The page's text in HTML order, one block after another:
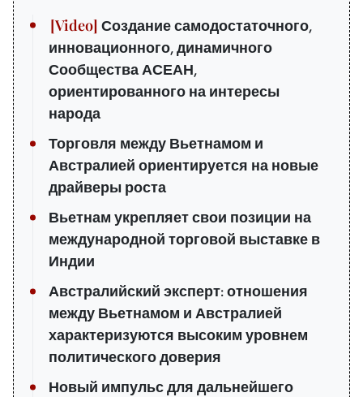
Создание самодостаточного,
инновационного, динамичного
Сообщества АСЕАН,
ориентированного на интересы
народа
Торговля между Вьетнамом и
Австралией ориентируется на новые
драйверы роста
Вьетнам укрепляет свои позиции на
международной торговой выставке в
Индии
Австралийский эксперт: отношения
между Вьетнамом и Австралией
характеризуются высоким уровнем
политического доверия
Новый импульс для дальнейшего